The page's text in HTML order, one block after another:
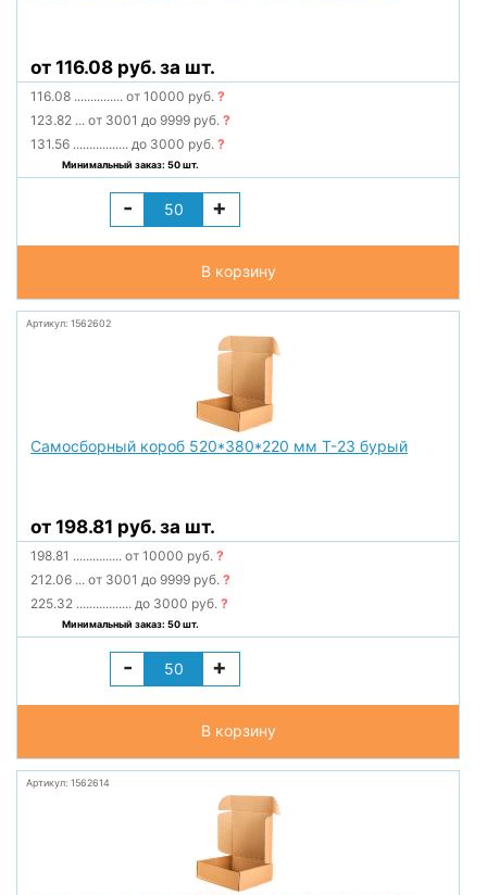
от 116.08 руб. за шт.
116.08 ............... от 10000 руб.?
123.82 ... от 3001 до 9999 руб.?
131.56 ................. до 3000 руб.?
Минимальный заказ: 50 шт.
- +
В корзину
Артикул: 1562602
Самосборный короб 520*380*220 мм Т-23 бурый
от 198.81 руб. за шт.
198.81 ............... от 10000 руб.?
212.06 ... от 3001 до 9999 руб.?
225.32 ................. до 3000 руб.?
Минимальный заказ: 50 шт.
- +
В корзину
Артикул: 1562614